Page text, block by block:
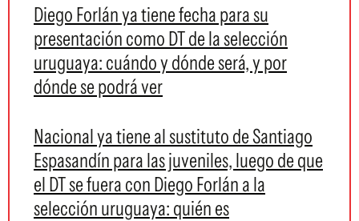
Diego Forlán ya tiene fecha para su
presentación como DT de la selección
uruguaya: cuándo y dónde será, y por
dónde se podrá ver
Nacional ya tiene al sustituto de Santiago
Espasandín para las juveniles, luego de que
el DT se fuera con Diego Forlán a la
selección uruguaya: quién es